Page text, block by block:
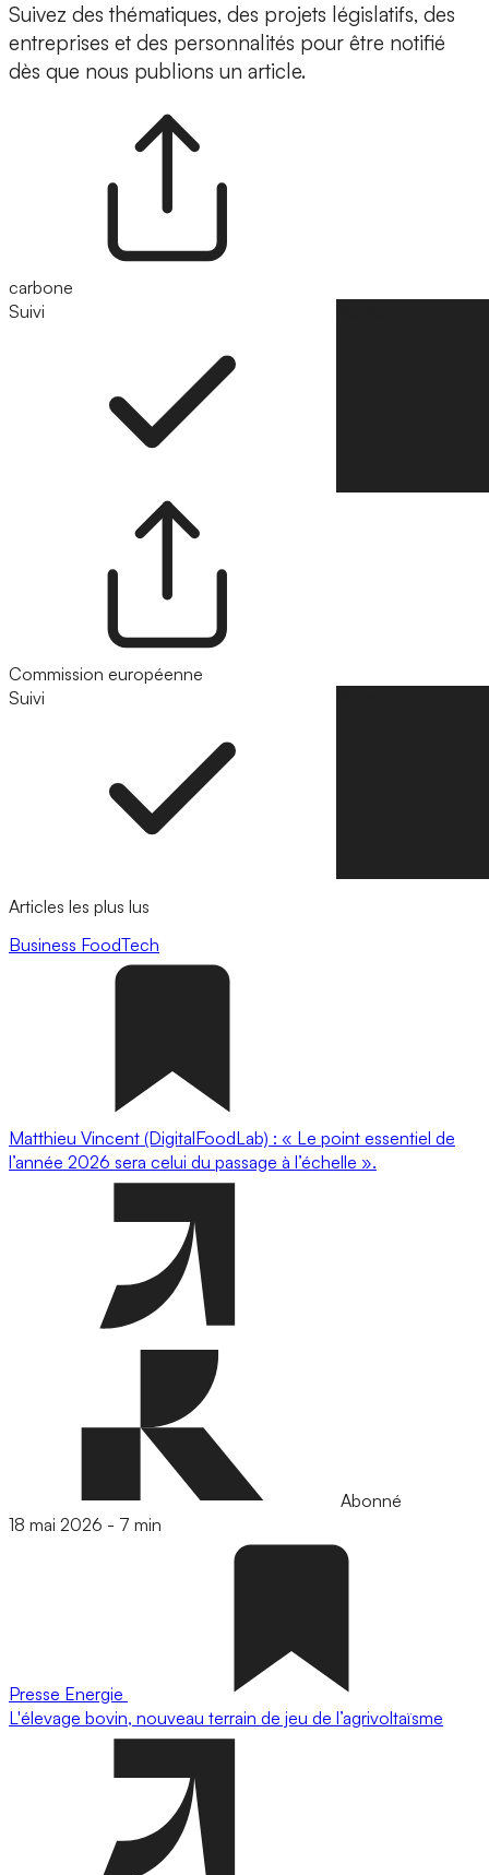
Suivez des thématiques, des projets législatifs, des
entreprises et des personnalités pour être notifié
dès que nous publions un article.
carbone
Suivi
Commission européenne
Suivi
Articles les plus lus
Business FoodTech
Matthieu Vincent (DigitalFoodLab) : « Le point essentiel de
l’année 2026 sera celui du passage à l’échelle ».
Abonné
18 mai 2026 - 7 min
Presse Energie
L'élevage bovin, nouveau terrain de jeu de l’agrivoltaïsme